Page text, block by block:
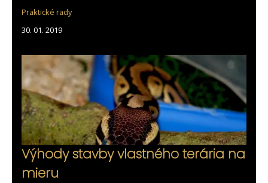
Praktické rady
30. 01. 2019
Výhody stavby vlastného terária na
mieru